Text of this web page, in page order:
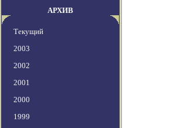
АРХИВ
Текущий
2003
2002
2001
2000
1999